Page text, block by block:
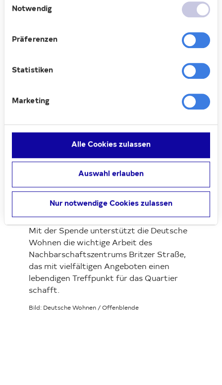
Nutzung der Dienste gesammelt haben. Weitere
Informationen dazu finden Sie hier.
Notwendig
Präferenzen
Statistiken
Marketing
Alle Cookies zulassen
Auswahl erlauben
Nur notwendige Cookies zulassen
Pamela Wunsch, Bewirtschafterin bei Deutsche Wohnen,
Unterstützung, die im Alltag
„Es ist schön zu sehen, wie schnell die
Das Lese-Akustiksofa schafft einen
wunderbaren Ort der Ruhe, während das
Holzschiff Raum für Bewegung und
Fantasie bietet“, sagt Pamela Wunsch,
Mit der Spende unterstützt die Deutsche
Wohnen die wichtige Arbeit des
Nachbarschaftszentrums Britzer Straße,
das mit vielfältigen Angeboten einen
lebendigen Treffpunkt für das Quartier
schafft.
Bild: Deutsche Wohnen / Offenblende